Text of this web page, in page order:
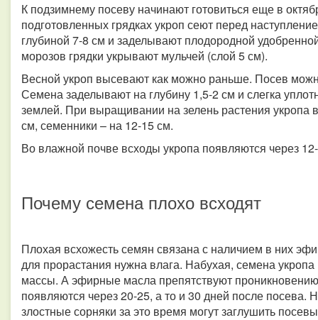
К подзимнему посеву начинают готовиться еще в
подготовленных грядках укроп сеют перед
глубиной 7-8 см и заделывают плодородной
морозов грядки укрывают мульчей (слой 5 см).
Весной укроп высевают как можно раньше. Посев
Семена заделывают на глубину 1,5-2 см и слегка
землей. При выращивании на зелень растения укропа
см, семенники – на 12-15 см.
Во влажной почве всходы укропа появляются через
Почему семена плохо всходят
Плохая всхожесть семян связана с наличием в них
для прорастания нужна влага. Набухая, семена
массы. А эфирные масла препятствуют
появляются через 20-25, а то и 30 дней после посева.
злостные сорняки за это время могут заглушить